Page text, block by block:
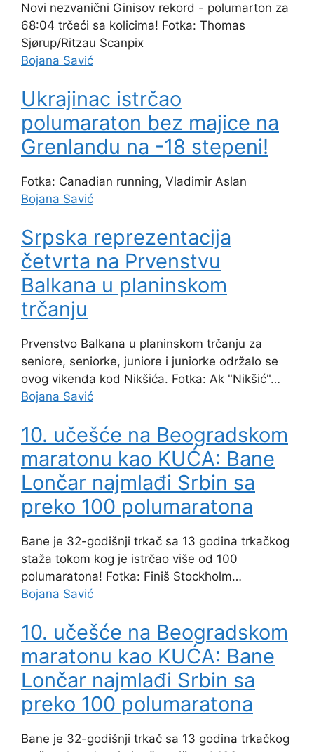
Novi nezvanični Ginisov rekord - polumarton za
68:04 trčeći sa kolicima! Fotka: Thomas
Sjørup/Ritzau Scanpix
Bojana Savić
Ukrajinac istrčao
polumaraton bez majice na
Grenlandu na -18 stepeni!
Fotka: Canadian running, Vladimir Aslan
Bojana Savić
Srpska reprezentacija
četvrta na Prvenstvu
Balkana u planinskom
trčanju
Prvenstvo Balkana u planinskom trčanju za
seniore, seniorke, juniore i juniorke održalo se
ovog vikenda kod Nikšića. Fotka: Ak "Nikšić"…
Bojana Savić
10. učešće na Beogradskom
maratonu kao KUĆA: Bane
Lončar najmlađi Srbin sa
preko 100 polumaratona
Bane je 32-godišnji trkač sa 13 godina trkačkog
staža tokom kog je istrčao više od 100
polumaratona! Fotka: Finiš Stockholm…
Bojana Savić
10. učešće na Beogradskom
maratonu kao KUĆA: Bane
Lončar najmlađi Srbin sa
preko 100 polumaratona
Bane je 32-godišnji trkač sa 13 godina trkačkog